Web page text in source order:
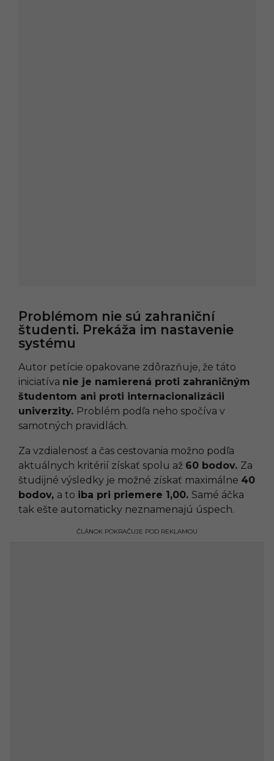
Problémom nie sú zahraniční
študenti. Prekáža im nastavenie
systému
Autor petície opakovane zdôrazňuje, že táto
iniciatíva nie je namierená proti zahraničným
študentom ani proti internacionalizácii
univerzity. Problém podľa neho spočíva v
samotných pravidlách.
Za vzdialenosť a čas cestovania možno podľa
aktuálnych kritérií získať spolu až 60 bodov. Za
študijné výsledky je možné získať maximálne 40
bodov, a to iba pri priemere 1,00. Samé áčka
tak ešte automaticky neznamenajú úspech.
ČLÁNOK POKRAČUJE POD REKLAMOU